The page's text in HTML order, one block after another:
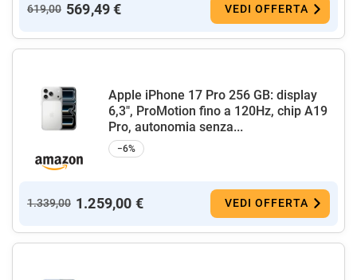
619,00 569,49 € VEDI OFFERTA
Apple iPhone 17 Pro 256 GB: display
6,3", ProMotion fino a 120Hz, chip A19
Pro, autonomia senza...
−6%
1.339,00 1.259,00 € VEDI OFFERTA